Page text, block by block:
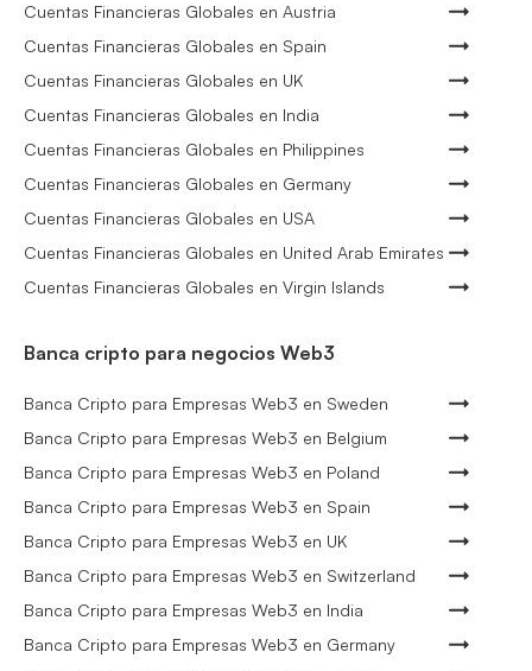
Cuentas Financieras Globales en Austria
Cuentas Financieras Globales en Spain
Cuentas Financieras Globales en UK
Cuentas Financieras Globales en India
Cuentas Financieras Globales en Philippines
Cuentas Financieras Globales en Germany
Cuentas Financieras Globales en USA
Cuentas Financieras Globales en United Arab Emirates
Cuentas Financieras Globales en Virgin Islands
Banca cripto para negocios Web3
Banca Cripto para Empresas Web3 en Sweden
Banca Cripto para Empresas Web3 en Belgium
Banca Cripto para Empresas Web3 en Poland
Banca Cripto para Empresas Web3 en Spain
Banca Cripto para Empresas Web3 en UK
Banca Cripto para Empresas Web3 en Switzerland
Banca Cripto para Empresas Web3 en India
Banca Cripto para Empresas Web3 en Germany